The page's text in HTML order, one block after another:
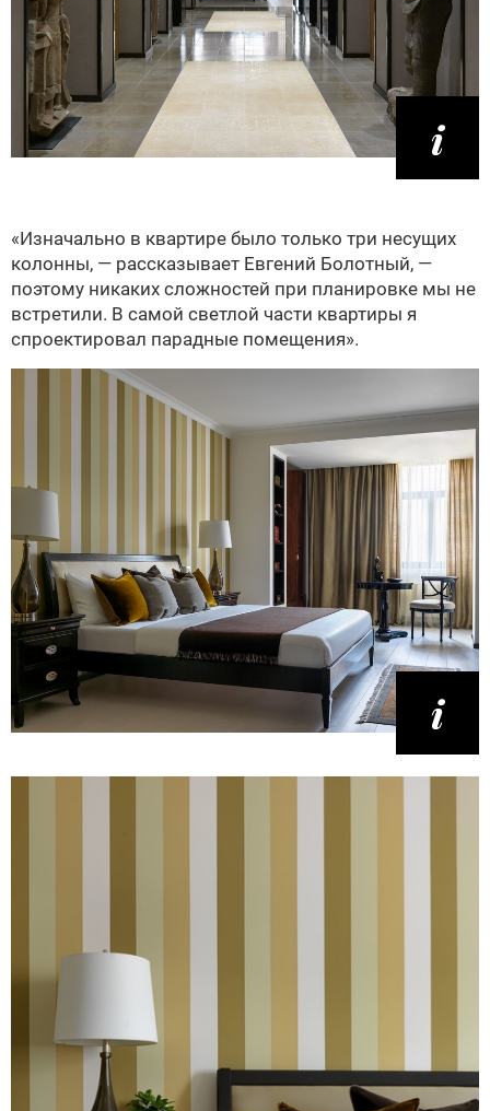
«Изначально в квартире было только три несущих
колонны, — рассказывает Евгений Болотный, —
поэтому никаких сложностей при планировке мы не
встретили. В самой светлой части квартиры я
спроектировал парадные помещения».